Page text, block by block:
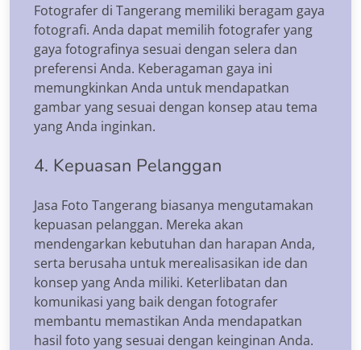
Fotografer di Tangerang memiliki beragam gaya
fotografi. Anda dapat memilih fotografer yang
gaya fotografinya sesuai dengan selera dan
preferensi Anda. Keberagaman gaya ini
memungkinkan Anda untuk mendapatkan
gambar yang sesuai dengan konsep atau tema
yang Anda inginkan.
4. Kepuasan Pelanggan
Jasa Foto Tangerang biasanya mengutamakan
kepuasan pelanggan. Mereka akan
mendengarkan kebutuhan dan harapan Anda,
serta berusaha untuk merealisasikan ide dan
konsep yang Anda miliki. Keterlibatan dan
komunikasi yang baik dengan fotografer
membantu memastikan Anda mendapatkan
hasil foto yang sesuai dengan keinginan Anda.